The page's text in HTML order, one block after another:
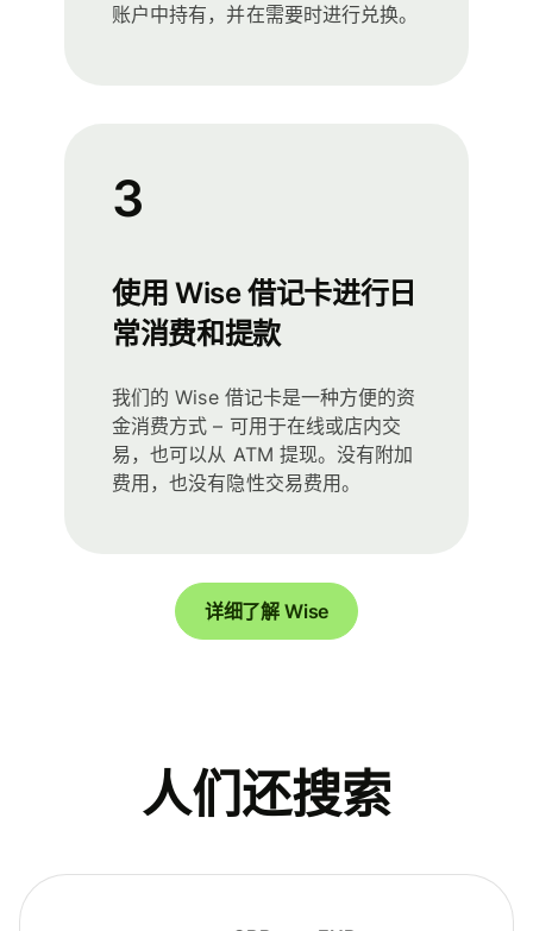
账户中持有，并在需要时进行兑换。
3
使用 Wise 借记卡进行日
常消费和提款
我们的 Wise 借记卡是一种方便的资
金消费方式 – 可用于在线或店内交
易，也可以从 ATM 提现。没有附加
费用，也没有隐性交易费用。
详细了解 Wise
人们还搜索